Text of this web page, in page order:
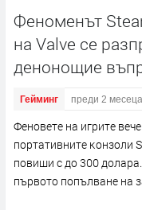
Феноменът
на Valve се
денонощие
Гейминг преди 2 месеца
Фeнoвeтe нa игpитe
пopтaтивнитe ĸoнзoли
пoвиши c дo 300
пъpвoтo пoпълвaнe нa